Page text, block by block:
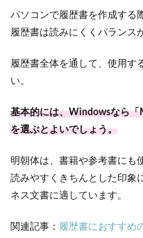
パソコンで履歴書を作成する
履歴書は読みにくくバランス
履歴書全体を通して、使用す
い。
基本的には、Windowsなら「
を選ぶとよいでしょう。
明朝体は、書籍や参考書にも
読みやすくきちんとした印象
ネス文書に適しています。
関連記事： 履歴書におすすめ